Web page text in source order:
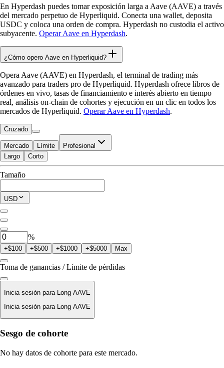
En Hyperdash puedes tomar exposición larga a Aave (AAVE) a través
del mercado perpetuo de Hyperliquid. Conecta una wallet, deposita
USDC y coloca una orden de compra. Hyperdash no custodia el activo
subyacente. Operar Aave en Hyperdash.
¿Cómo opero Aave en Hyperliquid?
Opera Aave (AAVE) en Hyperdash, el terminal de trading más
avanzado para traders pro de Hyperliquid. Hyperdash ofrece libros de
órdenes en vivo, tasas de financiamiento e interés abierto en tiempo
real, análisis on-chain de cohortes y ejecución en un clic en todos los
mercados de Hyperliquid. Operar Aave en Hyperdash.
Cruzado
Mercado Límite Profesional
Disponible para Trade
$0.00
Posición Actual
0AAVE
Largo Corto
Tamaño
USD
%
+$100 +$500 +$1000 +$5000 Max
Toma de ganancias / Límite de pérdidas
Inicia sesión para Long AAVE
Inicia sesión para Long AAVE
Precio De Liquidación
N/D
Sesgo de cohorte
No hay datos de cohorte para este mercado.